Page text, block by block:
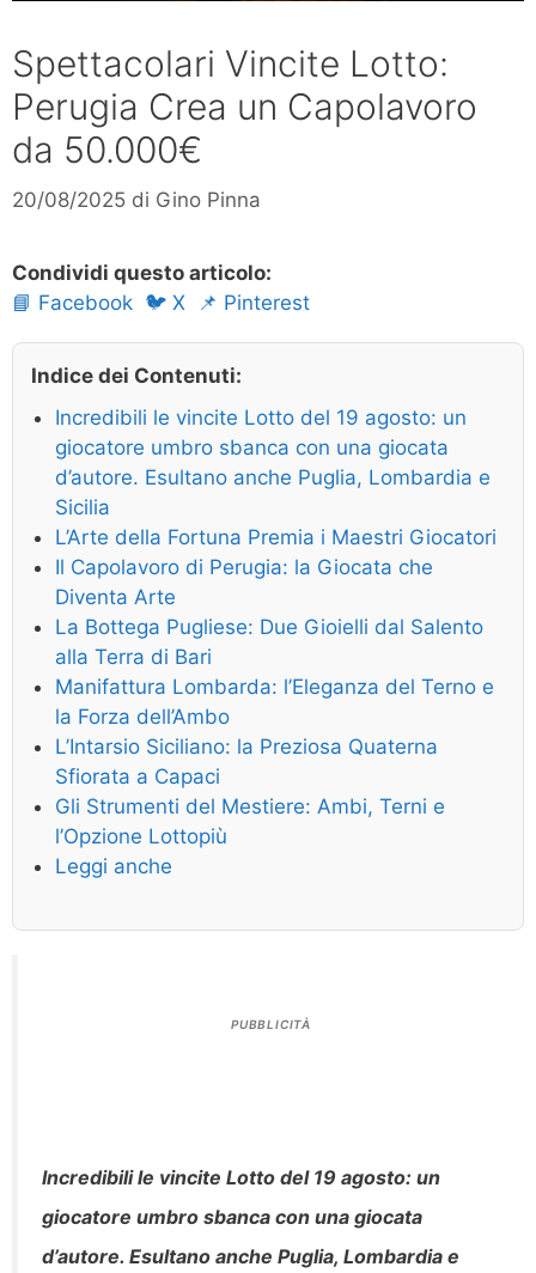
Spettacolari Vincite Lotto:
Perugia Crea un Capolavoro
da 50.000€
20/08/2025 di Gino Pinna
Condividi questo articolo:
📘 Facebook 🐦 X 📌 Pinterest
Indice dei Contenuti:
Incredibili le vincite Lotto del 19 agosto: un
giocatore umbro sbanca con una giocata
d’autore. Esultano anche Puglia, Lombardia e
Sicilia
L’Arte della Fortuna Premia i Maestri Giocatori
Il Capolavoro di Perugia: la Giocata che
Diventa Arte
La Bottega Pugliese: Due Gioielli dal Salento
alla Terra di Bari
Manifattura Lombarda: l’Eleganza del Terno e
la Forza dell’Ambo
L’Intarsio Siciliano: la Preziosa Quaterna
Sfiorata a Capaci
Gli Strumenti del Mestiere: Ambi, Terni e
l’Opzione Lottopiù
Leggi anche
PUBBLICITÀ
Incredibili le vincite Lotto del 19 agosto: un
giocatore umbro sbanca con una giocata
d’autore. Esultano anche Puglia, Lombardia e